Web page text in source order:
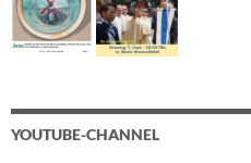
YOUTUBE-CHANNEL